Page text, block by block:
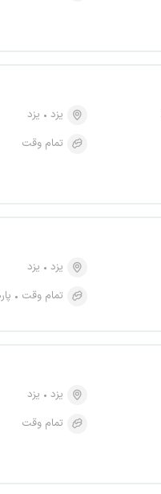
یزد
یزد
تمام وقت
یزد
یزد
تمام وقت
یزد
یزد
تمام وقت